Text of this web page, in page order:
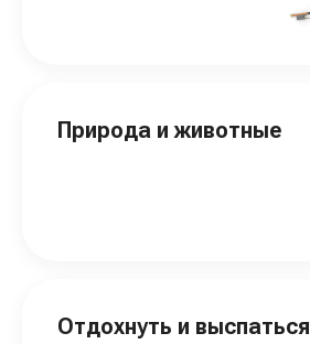
Природа и животные
Отдохнуть и выспаться